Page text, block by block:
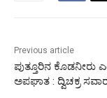
Previous article
ಪುತ್ತೂರಿನ ಕೊಡನೀರು
ಅಪಘಾತ : ದ್ವಿಚಕ್ರ ಸವಾರ